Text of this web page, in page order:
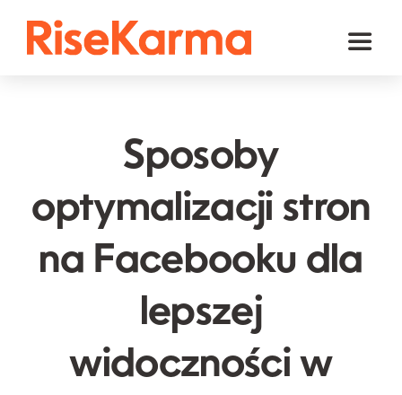
Toggle
YouTube
Twitter (𝕏)
Sposoby
optymalizacji stron
na Facebooku dla
lepszej
widoczności w